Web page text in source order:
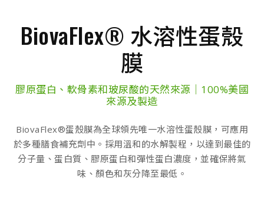
BiovaFlex® 水溶性蛋殼
膜
膠原蛋白、軟骨素和玻尿酸的天然來源｜100%美國
來源及製造
BiovaFlex®蛋殼膜為全球領先唯一水溶性蛋殼膜，可應用
於多種膳食補充劑中。採用溫和的水解製程，以達到最佳的
分子量、蛋白質、膠原蛋白和彈性蛋白濃度，並確保將氣
味、顏色和灰分降至最低。